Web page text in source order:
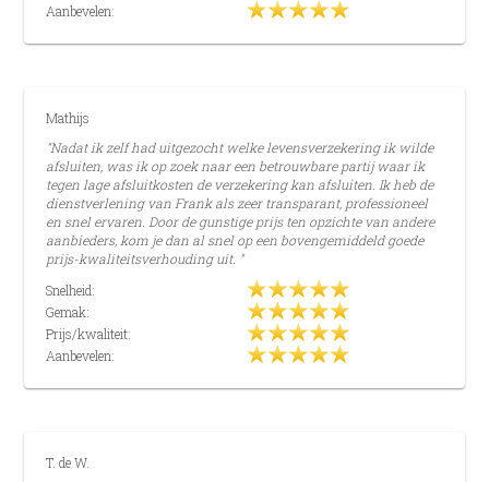
Aanbevelen:
Mathijs
"Nadat ik zelf had uitgezocht welke levensverzekering ik wilde
afsluiten, was ik op zoek naar een betrouwbare partij waar ik
tegen lage afsluitkosten de verzekering kan afsluiten. Ik heb de
dienstverlening van Frank als zeer transparant, professioneel
en snel ervaren. Door de gunstige prijs ten opzichte van andere
aanbieders, kom je dan al snel op een bovengemiddeld goede
prijs-kwaliteitsverhouding uit. "
Snelheid:
Gemak:
Prijs/kwaliteit:
Aanbevelen:
T. de W.